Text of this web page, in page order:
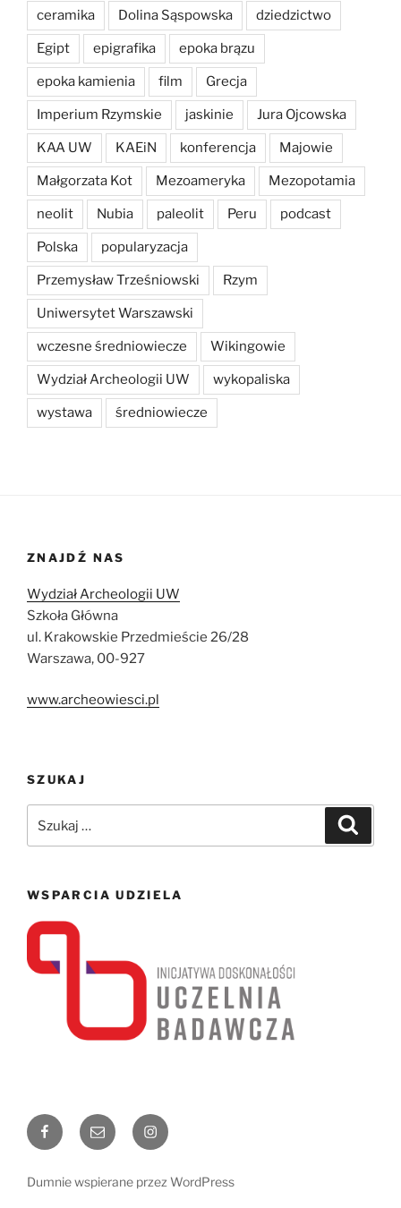
ceramika Dolina Sąspowska dziedzictwo
Egipt epigrafika epoka brązu
epoka kamienia film Grecja
Imperium Rzymskie jaskinie Jura Ojcowska
KAA UW KAEiN konferencja Majowie
Małgorzata Kot Mezoameryka Mezopotamia
neolit Nubia paleolit Peru podcast
Polska popularyzacja
Przemysław Trześniowski Rzym
Uniwersytet Warszawski
wczesne średniowiecze Wikingowie
Wydział Archeologii UW wykopaliska
wystawa średniowiecze
ZNAJDŹ NAS
Wydział Archeologii UW
Szkoła Główna
ul. Krakowskie Przedmieście 26/28
Warszawa, 00-927
www.archeowiesci.pl
SZUKAJ
WSPARCIA UDZIELA
FacebookEmail Instagram
Dumnie wspierane przez WordPress